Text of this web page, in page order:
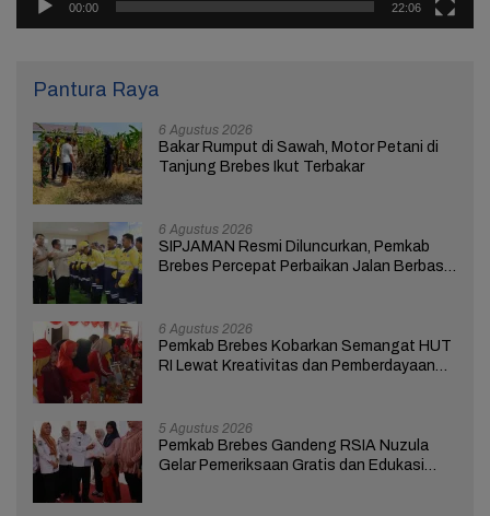
00:00 22:06
Pantura Raya
6 Agustus 2026
Bakar Rumput di Sawah, Motor Petani di
Tanjung Brebes Ikut Terbakar
6 Agustus 2026
SIPJAMAN Resmi Diluncurkan, Pemkab
Brebes Percepat Perbaikan Jalan Berbasis
6 Agustus 2026
Pemkab Brebes Kobarkan Semangat HUT
RI Lewat Kreativitas dan Pemberdayaan
5 Agustus 2026
Pemkab Brebes Gandeng RSIA Nuzula
Gelar Pemeriksaan Gratis dan Edukasi